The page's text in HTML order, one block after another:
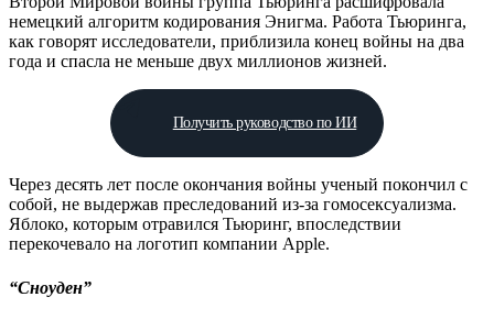
немецкий алгоритм кодирования Энигма. Работа Тьюринга,
как говорят исследователи, приблизила конец войны на два
года и спасла не меньше двух миллионов жизней.
Получить руководство по ИИ
Через десять лет после окончания войны ученый покончил с
собой, не выдержав преследований из-за гомосексуализма.
Яблоко, которым отравился Тьюринг, впоследствии
перекочевало на логотип компании Apple.
“Сноуден”